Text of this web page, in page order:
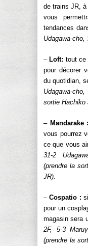
de trains JR,
vous
tendances
Udagawa-cho,
–Loft: tout ce
pour décorer
du quotidian,
Udagawa-
sortie Hachiko
– Mandarake :
vous pourrez
ce que vous
31-2
(prendre la
JR).
–Cospatio :
pour un
magasin sera
2F, 5-3
(prendre la